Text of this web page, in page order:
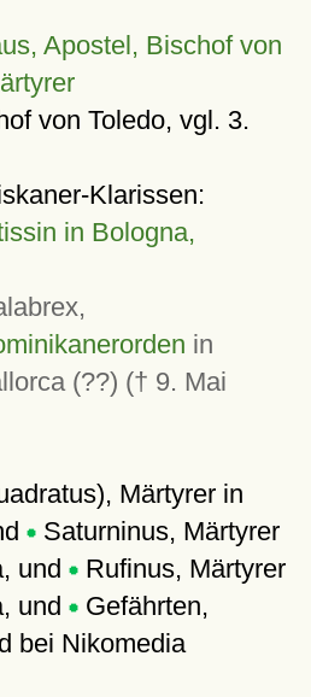
Apostel, Bischof von
von Toledo, vgl. 3.
Klarissen:
in Bologna,
in
(??) († 9. Mai
Märtyrer in
Saturninus, Märtyrer
und Rufinus, Märtyrer
und Gefährten,
bei Nikomedia